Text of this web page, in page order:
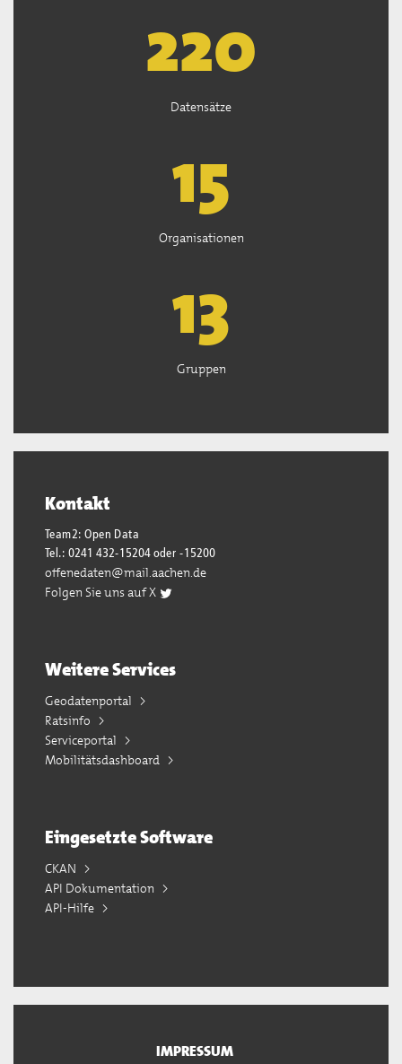
222
Datensätze
15
Organisationen
13
Gruppen
Kontakt
Team2: Open Data
Tel.: 0241 432-15204 oder -15200
offenedaten@mail.aachen.de
Folgen Sie uns auf X
Weitere Services
Geodatenportal
Ratsinfo
Serviceportal
Mobilitätsdashboard
Eingesetzte Software
CKAN
API Dokumentation
API-Hilfe
IMPRESSUM